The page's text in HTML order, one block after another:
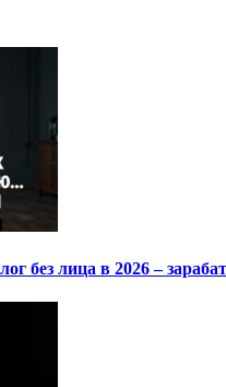
без лица в 2026 –